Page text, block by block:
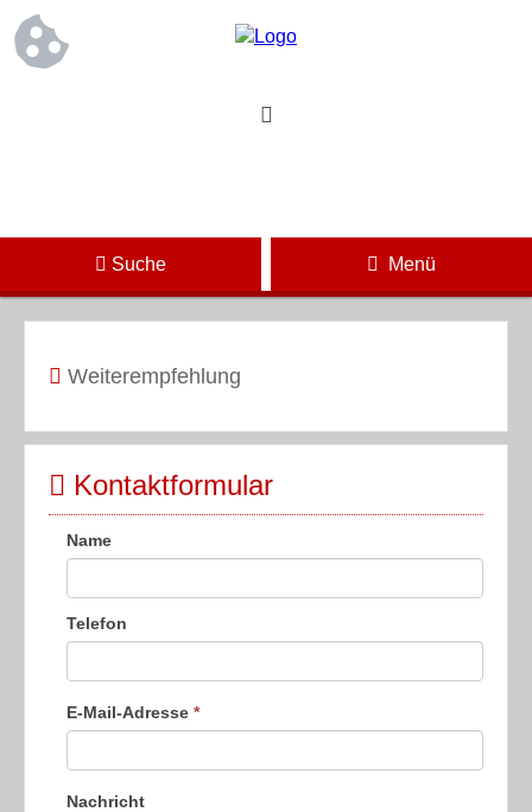
Suche Menü
Weiterempfehlung
Kontaktformular
Name
Telefon
E-Mail-Adresse *
Nachricht